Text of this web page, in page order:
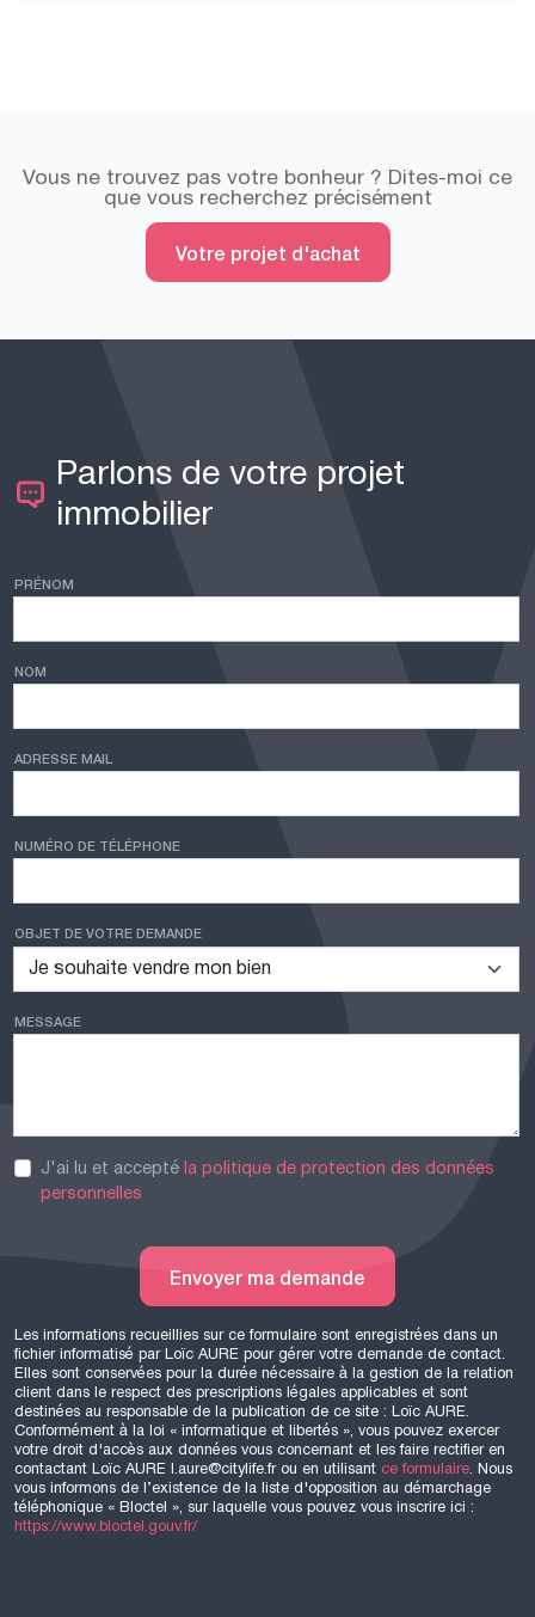
Vous ne trouvez pas votre bonheur ? Dites-moi ce
que vous recherchez précisément
Votre projet d'achat
Parlons de votre projet
immobilier
PRÉNOM
NOM
ADRESSE MAIL
NUMÉRO DE TÉLÉPHONE
OBJET DE VOTRE DEMANDE
MESSAGE
J'ai lu et acceptéla politique de protection des données
personnelles
Envoyer ma demande
Les informations recueillies sur ce formulaire sont enregistrées dans un
fichier informatisé par Loïc AURE pour gérer votre demande de contact.
Elles sont conservées pour la durée nécessaire à la gestion de la relation
client dans le respect des prescriptions légales applicables et sont
destinées au responsable de la publication de ce site : Loïc AURE.
Conformément à la loi « informatique et libertés », vous pouvez exercer
votre droit d'accès aux données vous concernant et les faire rectifier en
contactant Loïc AURE l.aure@citylife.fr ou en utilisant ce formulaire. Nous
vous informons de l’existence de la liste d'opposition au démarchage
téléphonique « Bloctel », sur laquelle vous pouvez vous inscrire ici :
https://www.bloctel.gouv.fr/